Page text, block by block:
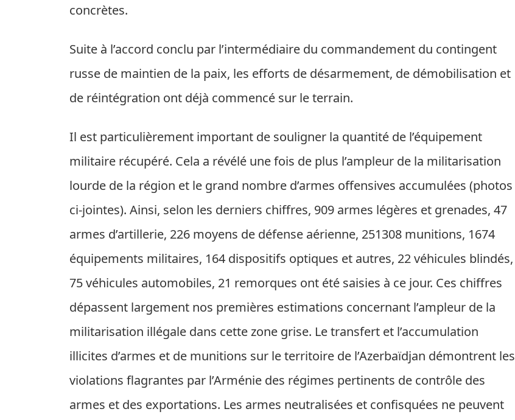
concrètes.
Suite à l’accord conclu par l’intermédiaire du commandement du contingent
russe de maintien de la paix, les efforts de désarmement, de démobilisation et
de réintégration ont déjà commencé sur le terrain.
Il est particulièrement important de souligner la quantité de l’équipement
militaire récupéré. Cela a révélé une fois de plus l’ampleur de la militarisation
lourde de la région et le grand nombre d’armes offensives accumulées (photos
ci-jointes). Ainsi, selon les derniers chiffres, 909 armes légères et grenades, 47
armes d’artillerie, 226 moyens de défense aérienne, 251308 munitions, 1674
équipements militaires, 164 dispositifs optiques et autres, 22 véhicules blindés,
75 véhicules automobiles, 21 remorques ont été saisies à ce jour. Ces chiffres
dépassent largement nos premières estimations concernant l’ampleur de la
militarisation illégale dans cette zone grise. Le transfert et l’accumulation
illicites d’armes et de munitions sur le territoire de l’Azerbaïdjan démontrent les
violations flagrantes par l’Arménie des régimes pertinents de contrôle des
armes et des exportations. Les armes neutralisées et confisquées ne peuvent